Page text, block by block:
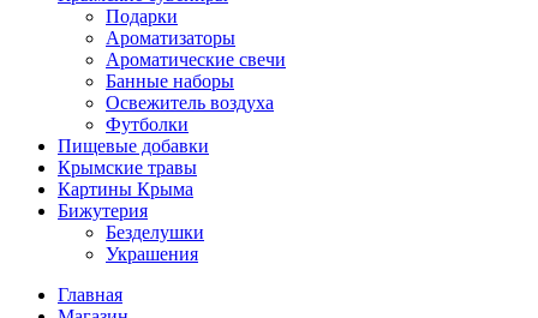
Подарки
Ароматизаторы
Ароматические свечи
Банные наборы
Освежитель воздуха
Футболки
Пищевые добавки
Крымские травы
Картины Крыма
Бижутерия
Безделушки
Украшения
Главная